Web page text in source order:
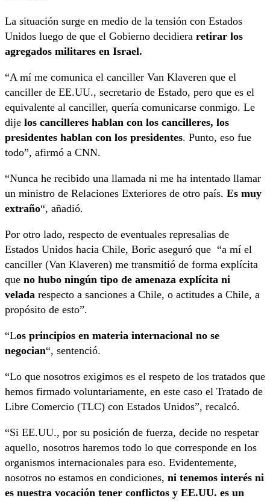
La situación surge en medio de la tensión con Estados
Unidos luego de que el Gobierno decidiera retirar los
agregados militares en Israel.
“A mí me comunica el canciller Van Klaveren que el
canciller de EE.UU., secretario de Estado, pero que es el
equivalente al canciller, quería comunicarse conmigo. Le
dije los cancilleres hablan con los cancilleres, los
presidentes hablan con los presidentes. Punto, eso fue
todo”, afirmó a CNN.
“Nunca he recibido una llamada ni me ha intentado llamar
un ministro de Relaciones Exteriores de otro país. Es muy
extraño“, añadió.
Por otro lado, respecto de eventuales represalias de
Estados Unidos hacia Chile, Boric aseguró que “a mí el
canciller (Van Klaveren) me transmitió de forma explícita
que no hubo ningún tipo de amenaza explícita ni
velada respecto a sanciones a Chile, o actitudes a Chile, a
propósito de esto”.
“Los principios en materia internacional no se
negocian“, sentenció.
“Lo que nosotros exigimos es el respeto de los tratados que
hemos firmado voluntariamente, en este caso el Tratado de
Libre Comercio (TLC) con Estados Unidos”, recalcó.
“Si EE.UU., por su posición de fuerza, decide no respetar
aquello, nosotros haremos todo lo que corresponde en los
organismos internacionales para eso. Evidentemente,
nosotros no estamos en condiciones, ni tenemos interés ni
es nuestra vocación tener conflictos y EE.UU. es un